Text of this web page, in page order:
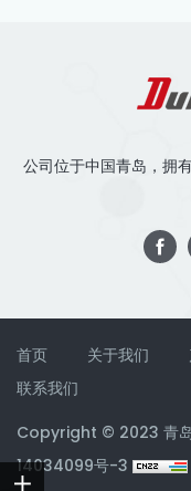
公司位于中国青岛，拥
首页 关于我们
联系我们
Copyright © 2023 青岛
14034099号-3